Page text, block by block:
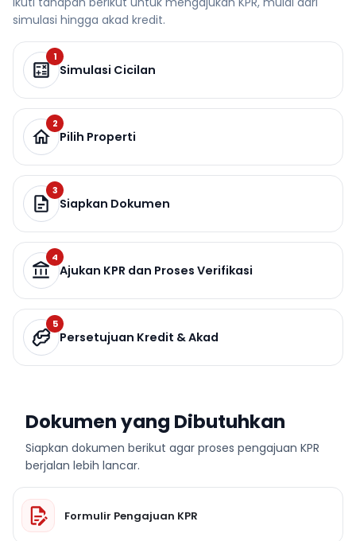
simulasi hingga akad kredit.
1
Simulasi Cicilan
2
Pilih Properti
3
Siapkan Dokumen
4
Ajukan KPR dan Proses Verifikasi
5
Persetujuan Kredit & Akad
Dokumen yang Dibutuhkan
Siapkan dokumen berikut agar proses pengajuan KPR
berjalan lebih lancar.
Formulir Pengajuan KPR